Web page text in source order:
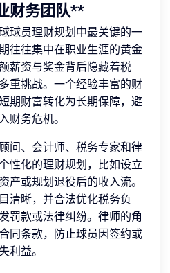
财务团队**
球员理财规划中最关键的一
往往集中在职业生涯的黄金
薪资与奖金背后隐藏着税
重挑战。一个经验丰富的财
期财富转化为长期保障，避
财务危机。
问、会计师、税务专家和律
性化的理财规划，比如设立
产或规划退役后的收入流。
清晰，并合法优化税务负
罚款或法律纠纷。律师的角
同条款，防止球员因签约或
利益。